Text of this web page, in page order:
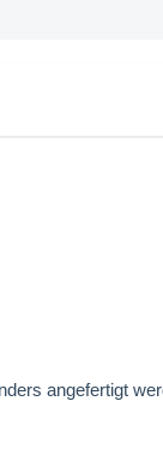
angefertigt